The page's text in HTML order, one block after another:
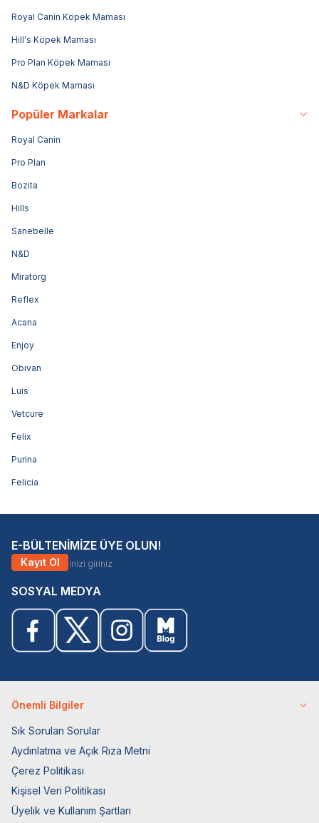
Royal Canin Köpek Maması
Hill's Köpek Maması
Pro Plan Köpek Maması
N&D Köpek Maması
Popüler Markalar
Royal Canin
Pro Plan
Bozita
Hills
Sanebelle
N&D
Miratorg
Reflex
Acana
Enjoy
Obivan
Luis
Vetcure
Felix
Purina
Felicia
E-BÜLTENİMİZE ÜYE OLUN!
Kayıt Ol
SOSYAL MEDYA
Önemli Bilgiler
Sık Sorulan Sorular
Aydınlatma ve Açık Rıza Metni
Çerez Politikası
Kişisel Veri Politikası
Üyelik ve Kullanım Şartları